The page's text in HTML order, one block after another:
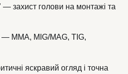
— захист голови на монтажі та
— MMA, MIG/MAG, TIG,
яскравий огляд і точна